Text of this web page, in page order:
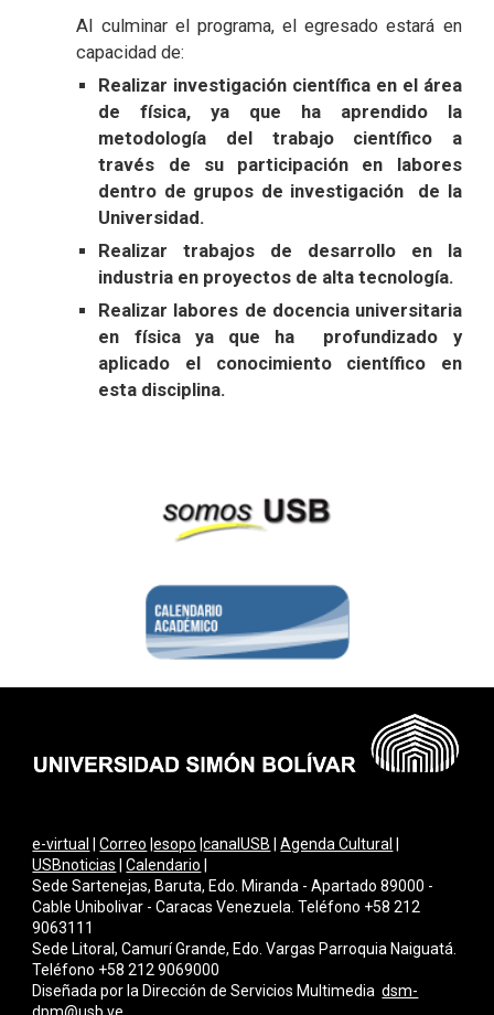
Al culminar el programa, el egresado estará en
capacidad de:
Realizar investigación científica en el área
de física, ya que ha aprendido la
metodología del trabajo científico a
través de su participación en labores
dentro de grupos de investigación de la
Universidad.
Realizar trabajos de desarrollo en la
industria en proyectos de alta tecnología.
Realizar labores de docencia universitaria
en física ya que ha profundizado y
aplicado el conocimiento científico en
esta disciplina.
e-virtual |Correo |esopo |canalUSB |Agenda Cultural
USBnoticias |Calendario
Sede Sartenejas, Baruta, Edo. Miranda - Apartado 89000 -
Cable Unibolivar - Caracas Venezuela. Teléfono +58 212
9063111
Sede Litoral, Camurí Grande, Edo. Vargas Parroquia Naiguatá.
Teléfono +58 212 9069000
Diseñada por la Dirección de Servicios Multimediadsm-